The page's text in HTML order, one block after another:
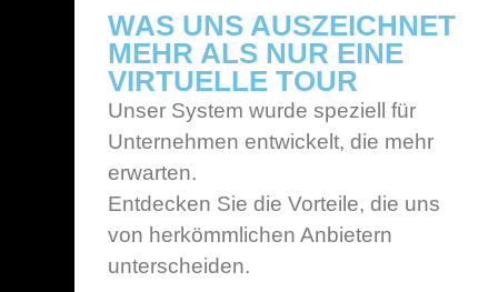
WAS UNS AUSZEICHNET
MEHR ALS NUR EINE
VIRTUELLE TOUR
Unser System wurde speziell für
Unternehmen entwickelt, die mehr
erwarten.
Entdecken Sie die Vorteile, die uns
von herkömmlichen Anbietern
unterscheiden.